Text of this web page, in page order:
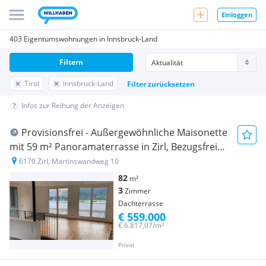
Einloggen
403 Eigentumswohnungen in Innsbruck-Land
Tirol Innsbruck-Land Filter zurücksetzen
Filtern
Infos zur Reihung der Anzeigen
Provisionsfrei - Außergewöhnliche Maisonette
mit 59 m² Panoramaterrasse in Zirl, Bezugsfrei
ab Okt/26
6170 Zirl, Martinswandweg 10
82 m²
3Zimmer
Dachterrasse
Privat
€ 6.817,07/m²
€ 559.000